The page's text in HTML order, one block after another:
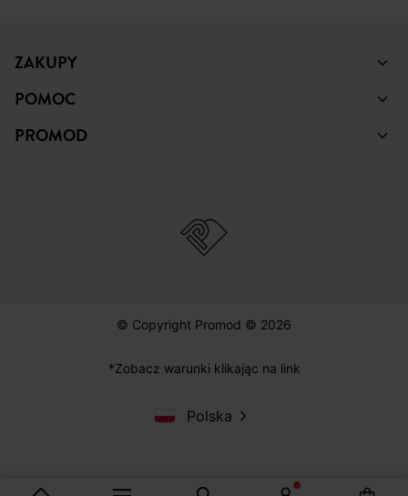
ZAKUPY
POMOC
PROMOD
© Copyright Promod © 2026
*Zobacz warunki klikając na link
Polska